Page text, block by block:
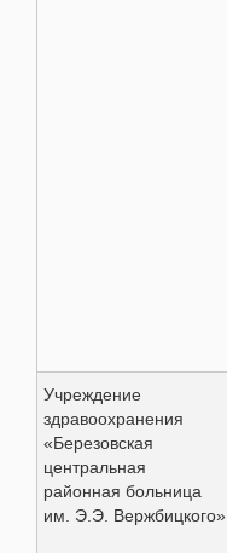
Учреждение
здравоохранения
«Березовская
центральная
районная больница
им. Э.Э. Вержбицкого»